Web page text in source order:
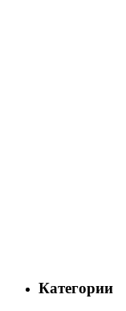
Категории